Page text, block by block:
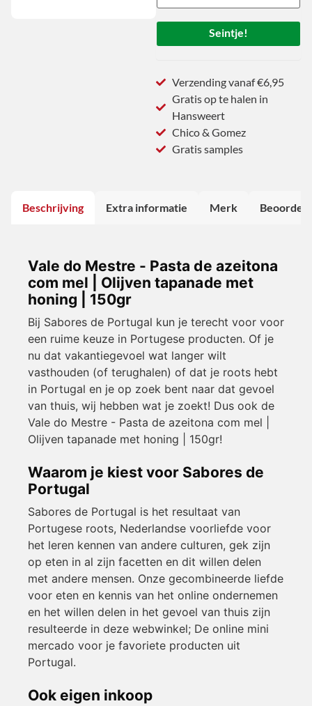
Seintje!
Verzending vanaf €6,95
Gratis op te halen in
Hansweert
Chico & Gomez
Gratis samples
Beschrijving Extra informatie Merk
Vale do Mestre - Pasta de azeitona
com mel | Olijven tapanade met
honing | 150gr
Bij Sabores de Portugal kun je terecht voor voor
een ruime keuze in Portugese producten. Of je
nu dat vakantiegevoel wat langer wilt
vasthouden (of terughalen) of dat je roots hebt
in Portugal en je op zoek bent naar dat gevoel
van thuis, wij hebben wat je zoekt! Dus ook de
Vale do Mestre - Pasta de azeitona com mel |
Olijven tapanade met honing | 150gr!
Waarom je kiest voor Sabores de
Portugal
Sabores de Portugal is het resultaat van
Portugese roots, Nederlandse voorliefde voor
het leren kennen van andere culturen, gek zijn
op eten in al zijn facetten en dit willen delen
met andere mensen. Onze gecombineerde liefde
voor eten en kennis van het online ondernemen
en het willen delen in het gevoel van thuis zijn
resulteerde in deze webwinkel; De online mini
mercado voor je favoriete producten uit
Portugal.
Ook eigen inkoop